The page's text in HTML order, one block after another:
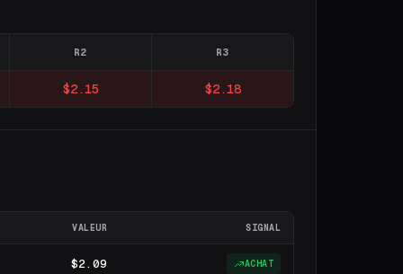
R2 R3
$2.15 $2.18
VALEUR SIGNAL
$2.09 ACHAT